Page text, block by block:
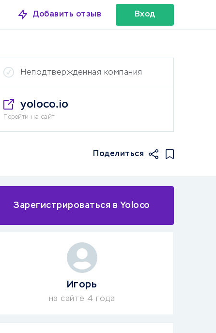
Добавить отзыв Вход
Неподтвержденная компания
yoloco.io
Перейти на сайт
Поделиться
Зарегистрироваться в Yoloco
Игорь
на сайте 4 года